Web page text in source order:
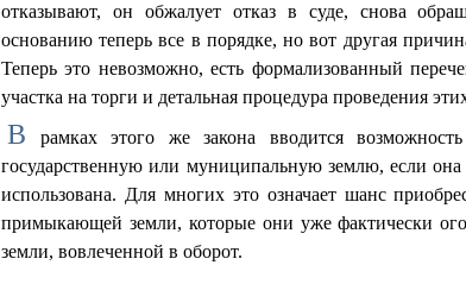
отказывают, он обжалует отказ в суде, снова
основанию теперь все в порядке, но вот другая
Теперь это невозможно, есть формализованный
участка на торги и детальная процедура проведения
В рамках этого же закона вводится
государственную или муниципальную землю, если
использована. Для многих это означает шанс
примыкающей земли, которые они уже фактически
земли, вовлеченной в оборот.